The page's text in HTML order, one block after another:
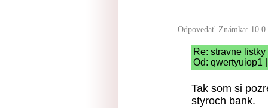
Odpovedať Známka: 10.0
Re: stravne listky
Od: qwertyuiop1
Tak som si
styroch bank.